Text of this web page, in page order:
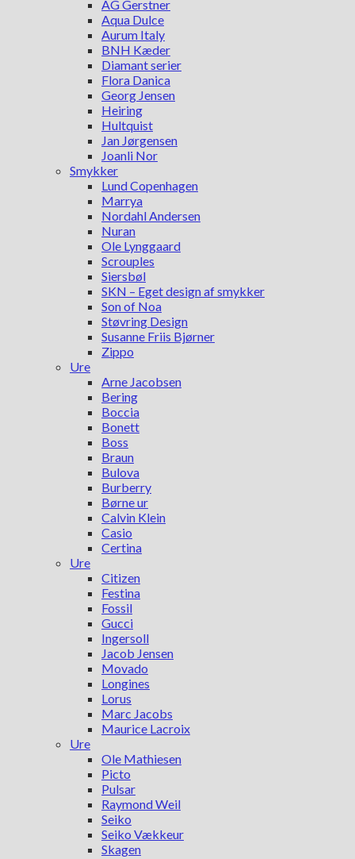
AG Gerstner
Aqua Dulce
Aurum Italy
BNH Kæder
Diamant serier
Flora Danica
Georg Jensen
Heiring
Hultquist
Jan Jørgensen
Joanli Nor
Smykker
Lund Copenhagen
Marrya
Nordahl Andersen
Nuran
Ole Lynggaard
Scrouples
Siersbøl
SKN – Eget design af smykker
Son of Noa
Støvring Design
Susanne Friis Bjørner
Zippo
Ure
Arne Jacobsen
Bering
Boccia
Bonett
Boss
Braun
Bulova
Burberry
Børne ur
Calvin Klein
Casio
Certina
Ure
Citizen
Festina
Fossil
Gucci
Ingersoll
Jacob Jensen
Movado
Longines
Lorus
Marc Jacobs
Maurice Lacroix
Ure
Ole Mathiesen
Picto
Pulsar
Raymond Weil
Seiko
Seiko Vækkeur
Skagen